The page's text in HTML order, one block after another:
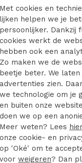
MW STRAIGHT
5/5
Vrijdag besteld
huis. Toppie
Met cookies en
lijken helpen we je
persoonlijker. Dankzij
cookies werkt de
hebben ook een
Zo maken we de
beetje beter. We
advertenties zien.
we technologie om je
en buiten onze
doen we op een
Meer weten? Lees hier
onze cookie- en
op 'Oké' om te
voor weigeren? Dan